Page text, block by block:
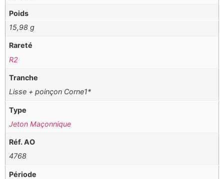
Poids
15,98 g
Rareté
R2
Tranche
Lisse + poinçon Corne1*
Type
Jeton Maçonnique
Réf. AO
4768
Période